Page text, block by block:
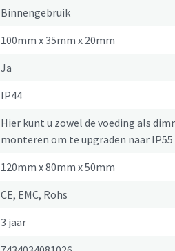
Binnengebruik
100mm x 35mm x 20mm
Ja
IP44
Hier kunt u zowel de voeding als
monteren om te upgraden naar IP55
120mm x 80mm x 50mm
CE, EMC, Rohs
3 jaar